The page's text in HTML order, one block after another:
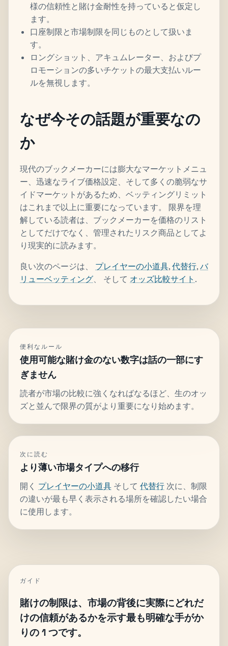
様の信頼性と賭け金耐性を持っていると仮定し
ます。
口座制限と市場制限を同じものとして扱いま
す。
ロングショット、アキュムレーター、およびプ
ロモーションの多いチケットの最大支払いルー
ルを無視します。
なぜ今その話題が重要なの
か
現代のブックメーカーには膨大なマーケットメニュ
ー、迅速なライブ価格設定、そして多くの脆弱なサ
イドマーケットがあるため、ベッティングリミット
はこれまで以上に重要になっています。 限界を理
解している読者は、ブックメーカーを価格のリスト
としてだけでなく、管理されたリスク商品としてよ
り現実的に読みます。
良い次のページは、 プレイヤーの小道具,代替行,バ
リューベッティング、 そして オッズ比較サイト .
便利なルール
使用可能な賭け金のない数字は話の一部にす
ぎません
読者が市場の比較に強くなればなるほど、生のオッ
ズと並んで限界の質がより重要になり始めます。
次に読む
より薄い市場タイプへの移行
開く プレイヤーの小道具 そして 代替行 次に、制限
の違いが最も早く表示される場所を確認したい場合
に使用します。
ガイド
賭けの制限は、市場の背後に実際にどれだ
けの信頼があるかを示す最も明確な手がか
りの 1 つです。